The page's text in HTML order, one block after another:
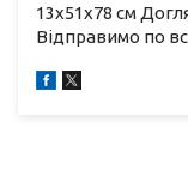
13х51х78 см
Відправимо по